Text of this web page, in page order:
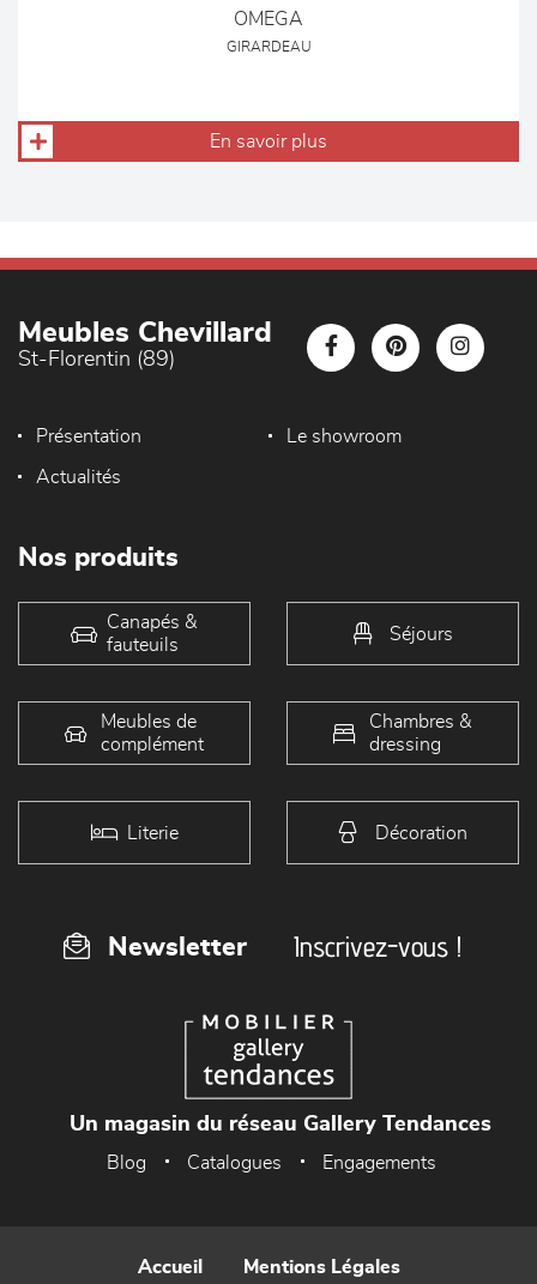
OMEGA
GIRARDEAU
En savoir plus
Meubles Chevillard
St-Florentin (89)
Présentation Le showroom
Actualités
Nos produits
Canapés &
fauteuils
Séjours
Meubles de
complément
Chambres &
dressing
Literie Décoration
Newsletter Inscrivez-vous !
Un magasin du réseau Gallery Tendances
Blog Catalogues Engagements
Accueil Mentions Légales